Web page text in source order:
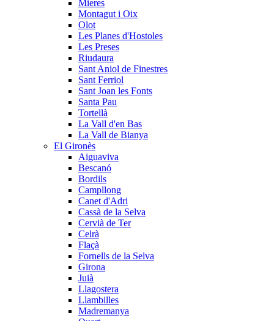
Mieres
Montagut i Oix
Olot
Les Planes d'Hostoles
Les Preses
Riudaura
Sant Aniol de Finestres
Sant Ferriol
Sant Joan les Fonts
Santa Pau
Tortellà
La Vall d'en Bas
La Vall de Bianya
El Gironès
Aiguaviva
Bescanó
Bordils
Campllong
Canet d'Adri
Cassà de la Selva
Cervià de Ter
Celrà
Flaçà
Fornells de la Selva
Girona
Juià
Llagostera
Llambilles
Madremanya